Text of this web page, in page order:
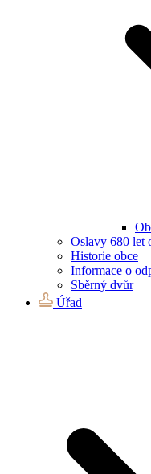
Oslavy 680 let
Historie obce
Informace o
Sběrný dvůr
Úřad